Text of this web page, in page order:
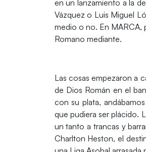
en un lanzamiento a la
Vázquez o Luis Miguel
medio o no. En MARCA,
Romano mediante.
Las cosas empezaron a
de Dios Román en el
con su plata,
que pudiera ser plácido.
un tanto a trancas y
Charlton Heston, el